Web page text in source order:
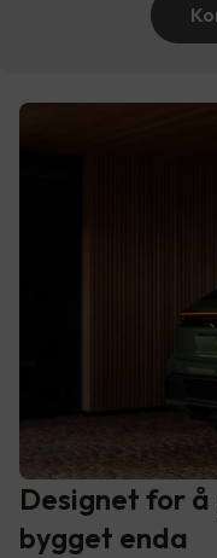
Designet for å
bygget enda